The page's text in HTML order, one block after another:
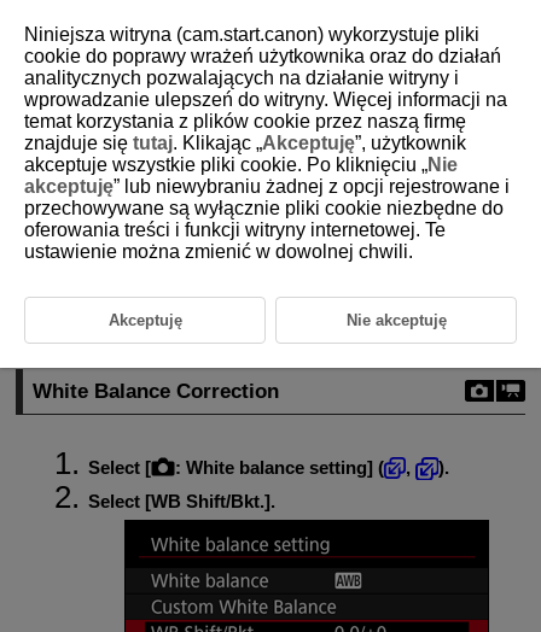
D388-087
White Balance Correction
White Balance Correction
White Balance Auto Bracketing
conversion filter or color compensating filter.
White Balance Correction
Select [ : White balance setting] ( ,
).
Select [WB Shift/Bkt.].
Niniejsza witryna (cam.start.canon) wykorzystuje pliki
cookie do poprawy wrażeń użytkownika oraz do działań
analitycznych pozwalających na działanie witryny i
wprowadzanie ulepszeń do witryny. Więcej informacji na
temat korzystania z plików cookie przez naszą firmę
znajduje się tutaj. Klikając „Akceptuję”, użytkownik
akceptuje wszystkie pliki cookie. Po kliknięciu „Nie
akceptuję” lub niewybraniu żadnej z opcji rejestrowane i
przechowywane są wyłącznie pliki cookie niezbędne do
oferowania treści i funkcji witryny internetowej. Te
ustawienie można zmienić w dowolnej chwili.
Akceptuję Nie akceptuję